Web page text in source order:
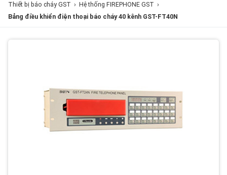
Thiết bị báo cháy GST › Hệ thống FIREPHONE GST ›
Bảng điều khiển điện thoại báo cháy 40 kênh GST-FT40N